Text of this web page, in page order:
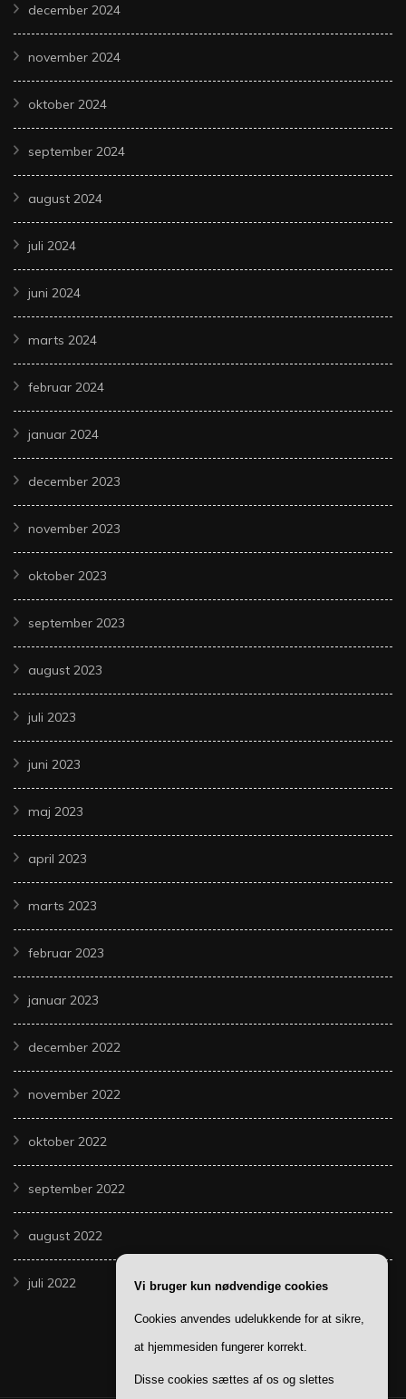
december 2024
november 2024
oktober 2024
september 2024
august 2024
juli 2024
juni 2024
marts 2024
februar 2024
januar 2024
december 2023
november 2023
oktober 2023
september 2023
august 2023
juli 2023
juni 2023
maj 2023
april 2023
marts 2023
februar 2023
januar 2023
december 2022
november 2022
oktober 2022
september 2022
august 2022
juli 2022 Vi bruger kun nødvendige cookies
Cookies anvendes udelukkende for at sikre,
at hjemmesiden fungerer korrekt.
Disse cookies sættes af os og slettes